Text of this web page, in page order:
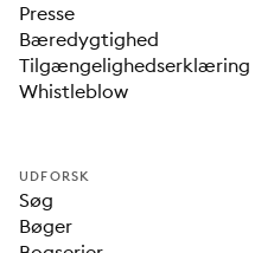
Presse
Bæredygtighed
Tilgængelighedserklæring
Whistleblow
UDFORSK
Søg
Bøger